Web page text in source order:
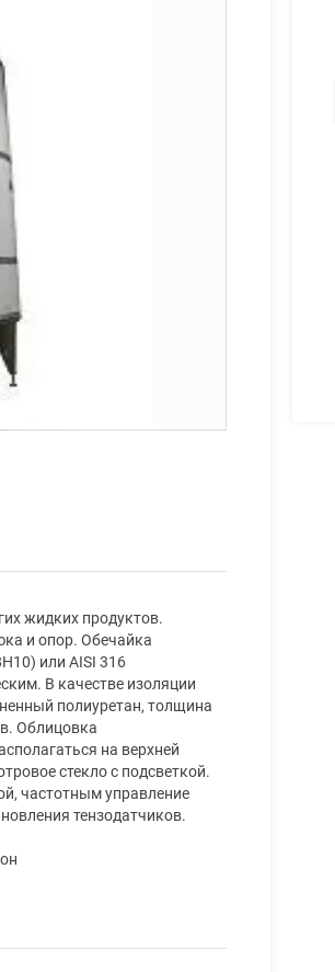
жидких продуктов.
и опор. Обечайка
или AISI 316
В качестве изоляции
полиуретан, толщина
Облицовка
на верхней
стекло с подсветкой.
частотным управление
тензодатчиков.